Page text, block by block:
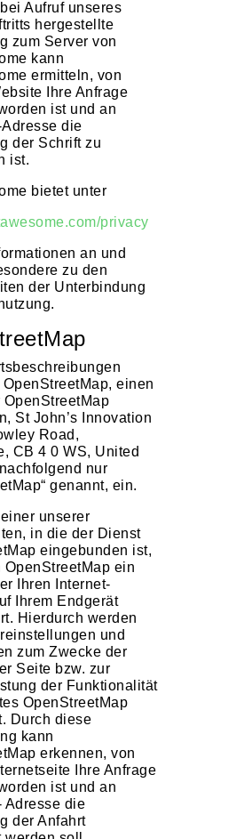
Aufruf unseres
hergestellte
zum Server von
kann
ermitteln, von
Ihre Anfrage
ist und an
die
der Schrift zu
ist.
bietet unter
privacy
an und
zu den
der Unterbindung
einen
OpenStreetMap
St John’s Innovation
Road,
CB 4 0 WS, United
nur
genannt, ein.
unserer
in die der Dienst
eingebunden ist,
OpenStreetMap ein
Ihren Internet-
Ihrem Endgerät
Hierdurch werden
und
zum Zwecke der
Seite bzw. zur
der Funktionalität
OpenStreetMap
Durch diese
kann
erkennen, von
Ihre Anfrage
ist und an
Adresse die
der Anfahrt